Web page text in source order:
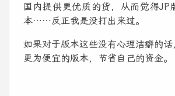
国内提供更优质的货，从而觉得JP
本……反正我是没打出来过。
如果对于版本这些没有心理洁癖的
更为便宜的版本，节省自己的资金。